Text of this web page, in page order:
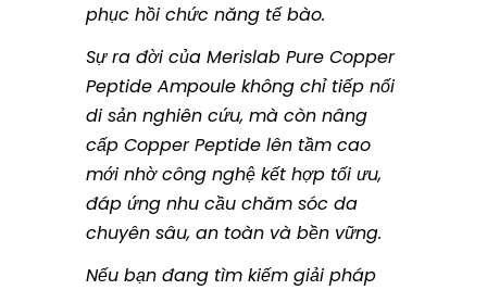
phục hồi chức năng tế bào.
Sự ra đời của Merislab Pure Copper
Peptide Ampoule không chỉ tiếp nối
di sản nghiên cứu, mà còn nâng
cấp Copper Peptide lên tầm cao
mới nhờ công nghệ kết hợp tối ưu,
đáp ứng nhu cầu chăm sóc da
chuyên sâu, an toàn và bền vững.
Nếu bạn đang tìm kiếm giải pháp